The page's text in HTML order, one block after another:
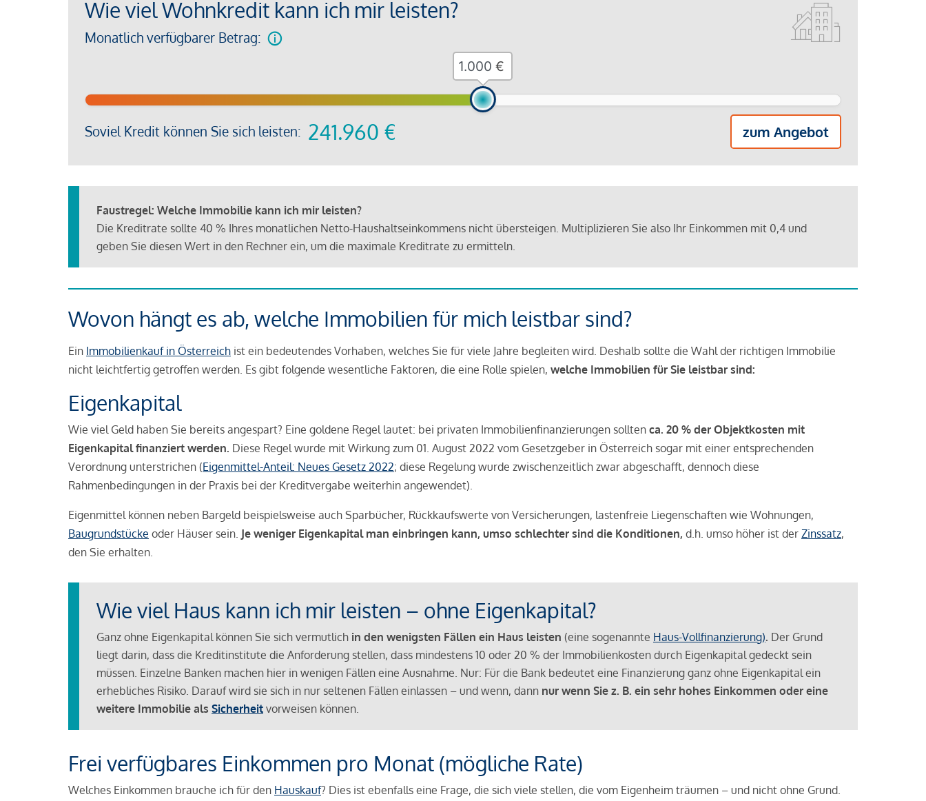
Wie viel Wohnkredit kann ich mir leisten?
Monatlich verfügbarer Betrag:
Soviel Kredit können Sie sich leisten: 241.960 € zum Angebot
€
Faustregel: Welche Immobilie kann ich mir leisten?
Die Kreditrate sollte 40 % Ihres monatlichen Netto-Haushaltseinkommens nicht übersteigen. Multiplizieren Sie also Ihr Einkommen mit 0,4 und
geben Sie diesen Wert in den Rechner ein, um die maximale Kreditrate zu ermitteln.
Wovon hängt es ab, welche Immobilien für mich leistbar sind?
Ein Immobilienkauf in Österreich ist ein bedeutendes Vorhaben, welches Sie für viele Jahre begleiten wird. Deshalb sollte die Wahl der richtigen Immobilie
nicht leichtfertig getroffen werden. Es gibt folgende wesentliche Faktoren, die eine Rolle spielen, welche Immobilien für Sie leistbar sind:
Eigenkapital
Wie viel Geld haben Sie bereits angespart? Eine goldene Regel lautet: bei privaten Immobilienfinanzierungen sollten ca. 20 % der Objektkosten mit
Eigenkapital finanziert werden. Diese Regel wurde mit Wirkung zum 01. August 2022 vom Gesetzgeber in Österreich sogar mit einer entsprechenden
Verordnung unterstrichen (Eigenmittel-Anteil: Neues Gesetz 2022; diese Regelung wurde zwischenzeitlich zwar abgeschafft, dennoch diese
Rahmenbedingungen in der Praxis bei der Kreditvergabe weiterhin angewendet).
Eigenmittel können neben Bargeld beispielsweise auch Sparbücher, Rückkaufswerte von Versicherungen, lastenfreie Liegenschaften wie Wohnungen,
Baugrundstücke oder Häuser sein. Je weniger Eigenkapital man einbringen kann, umso schlechter sind die Konditionen, d.h. umso höher ist der Zinssatz,
den Sie erhalten.
Wie viel Haus kann ich mir leisten – ohne Eigenkapital?
Ganz ohne Eigenkapital können Sie sich vermutlich in den wenigsten Fällen ein Haus leisten (eine sogenannte Haus-Vollfinanzierung). Der Grund
liegt darin, dass die Kreditinstitute die Anforderung stellen, dass mindestens 10 oder 20 % der Immobilienkosten durch Eigenkapital gedeckt sein
müssen. Einzelne Banken machen hier in wenigen Fällen eine Ausnahme. Nur: Für die Bank bedeutet eine Finanzierung ganz ohne Eigenkapital ein
erhebliches Risiko. Darauf wird sie sich in nur seltenen Fällen einlassen – und wenn, dann nur wenn Sie z. B. ein sehr hohes Einkommen oder eine
weitere Immobilie als Sicherheit vorweisen können.
Frei verfügbares Einkommen pro Monat (mögliche Rate)
Welches Einkommen brauche ich für den Hauskauf? Dies ist ebenfalls eine Frage, die sich viele stellen, die vom Eigenheim träumen – und nicht ohne Grund.